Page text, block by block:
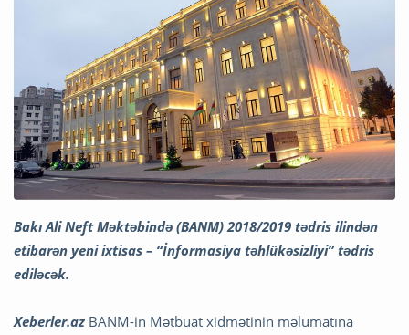
Bakı Ali Neft Məktəbində (BANM) 2018/2019 tədris ilindən
etibarən yeni ixtisas – “İnformasiya təhlükəsizliyi” tədris
ediləcək.
Xeberler.az BANM-in Mətbuat xidmətinin məlumatına